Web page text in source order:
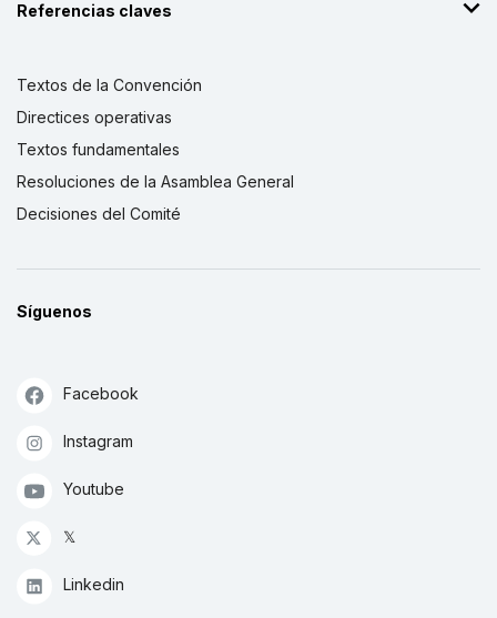
Referencias claves
Textos de la Convención
Directices operativas
Textos fundamentales
Resoluciones de la Asamblea General
Decisiones del Comité
Síguenos
Facebook
Instagram
Youtube
𝕏
Linkedin